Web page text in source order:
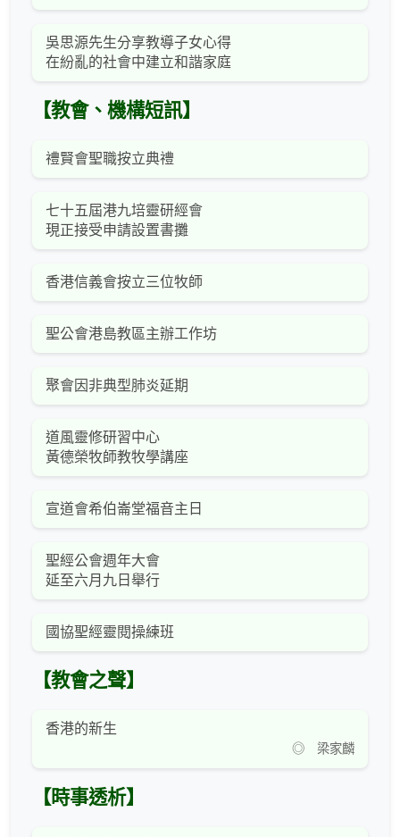
吳思源先生分享教導子女心得
在紛亂的社會中建立和諧家庭
【教會、機構短訊】
禮賢會聖職按立典禮
七十五屆港九培靈研經會
現正接受申請設置書攤
香港信義會按立三位牧師
聖公會港島教區主辦工作坊
聚會因非典型肺炎延期
道風靈修研習中心
黃德榮牧師教牧學講座
宣道會希伯崙堂福音主日
聖經公會週年大會
延至六月九日舉行
國協聖經靈閱操練班
【教會之聲】
香港的新生
◎ 梁家麟
【時事透析】